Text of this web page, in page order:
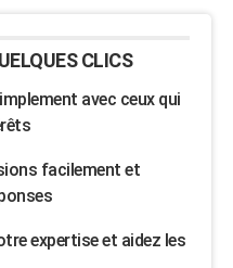
CLICS
avec ceux qui
facilement et
expertise et aidez les